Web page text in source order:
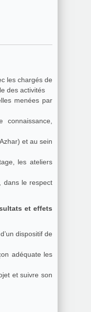
les chargés de
des activités
et au sein
les ateliers
et effets
dispositif de
adéquate les
et suivre son